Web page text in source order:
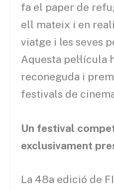
fa el paper de
ell mateix i en
viatge i les seves
Aquesta pel·lícula
reconeguda i
festivals de
Un festival
exclusivament
La 48a edició de